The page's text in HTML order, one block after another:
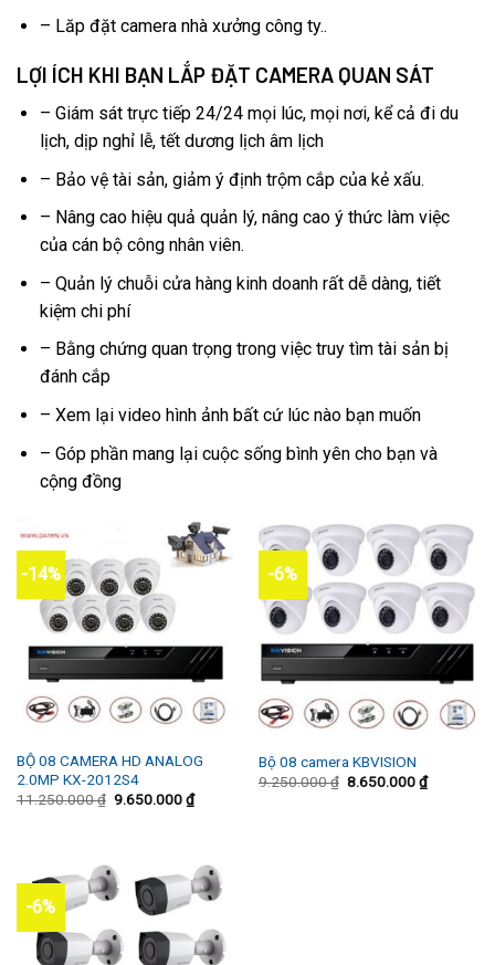
– Lăp đặt camera nhà xưởng công ty..
LỢI ÍCH KHI BẠN LẮP ĐẶT CAMERA QUAN SÁT
– Giám sát trực tiếp 24/24 mọi lúc, mọi nơi, kể cả đi du
lịch, dịp nghỉ lễ, tết dương lịch âm lịch
– Bảo vệ tài sản, giảm ý định trộm cắp của kẻ xấu.
– Nâng cao hiệu quả quản lý, nâng cao ý thức làm việc
của cán bộ công nhân viên.
– Quản lý chuỗi cửa hàng kinh doanh rất dễ dàng, tiết
kiệm chi phí
– Bằng chứng quan trọng trong việc truy tìm tài sản bị
đánh cắp
– Xem lại video hình ảnh bất cứ lúc nào bạn muốn
– Góp phần mang lại cuộc sống bình yên cho bạn và
cộng đồng
-14%
BỘ 08 CAMERA HD ANALOG
2.0MP KX-2012S4
11.250.000₫ 9.650.000₫
-6%
Bộ 08 camera KBVISION
9.250.000₫ 8.650.000₫
-6%